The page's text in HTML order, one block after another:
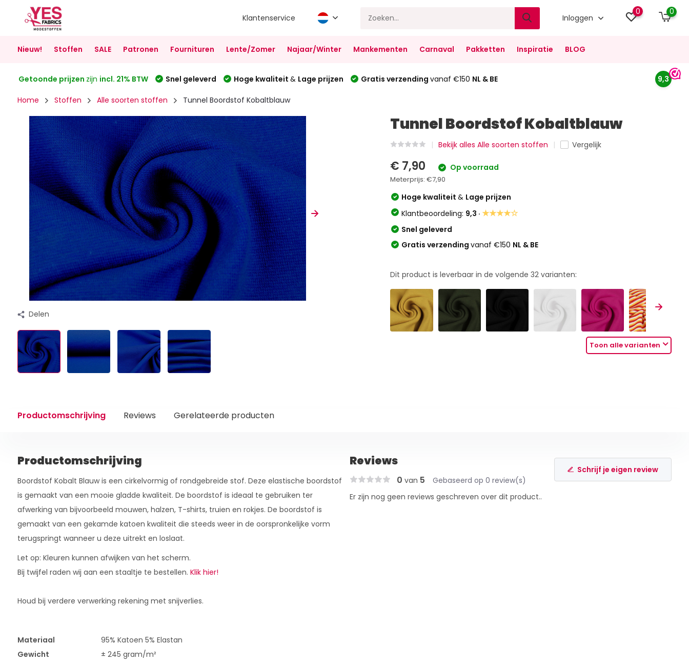
Klantenservice Inloggen
0 0
Nieuw! Stoffen SALE Patronen Fournituren Lente/Zomer Najaar/Winter Mankementen Carnaval Pakketten Inspiratie BLOG
Getoonde prijzen zijn incl. 21% BTW Snel geleverd Hoge kwaliteit & Lage prijzen Gratis verzending vanaf €150 NL & BE 9,3
Home Stoffen Alle soorten stoffen Tunnel Boordstof Kobaltblauw
Delen
Tunnel Boordstof Kobaltblauw
Bekijk alles Alle soorten stoffen Vergelijk
€ 7,90 Op voorraad
Meterprijs:€7,90
Hoge kwaliteit& Lage prijzen
Klantbeoordeling: 9,3 ·★★★★☆
Snel geleverd
Gratis verzendingvanaf €150 NL & BE
Dit product is leverbaar in de volgende32 varianten:
Toon alle varianten
Productomschrijving Reviews Gerelateerde producten
Productomschrijving
Boordstof Kobalt Blauw is een cirkelvormig of rondgebreide stof. Deze elastische boordstof
is gemaakt van een mooie gladde kwaliteit. De boordstof is ideaal te gebruiken ter
afwerking van bijvoorbeeld mouwen, halzen, T-shirts, truien en rokjes. De boordstof is
gemaakt van een gekamde katoen kwaliteit die steeds weer in de oorspronkelijke vorm
terugspringt wanneer u deze uitrekt en loslaat.
Let op: Kleuren kunnen afwijken van het scherm.
Bij twijfel raden wij aan een staaltje te bestellen. Klik hier!
Houd bij verdere verwerking rekening met snijverlies.
Materiaal
95% Katoen 5% Elastan
Gewicht
± 245 gram/m²
Reviews
0 van 5 Gebaseerd op 0 review(s)
Schrijf je eigen review
Er zijn nog geen reviews geschreven over dit product..